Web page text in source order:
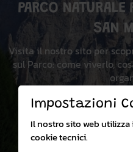
PARCO NATURALE
SAN
Visita il nostro sito per
sul Parco: come viverlo,
Impostazioni
Il nostro sito web
cookie tecnici.